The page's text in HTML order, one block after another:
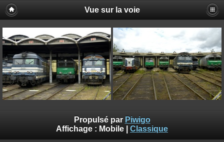
Vue sur la voie
Propulsé par Piwigo
Affichage : Mobile Classique